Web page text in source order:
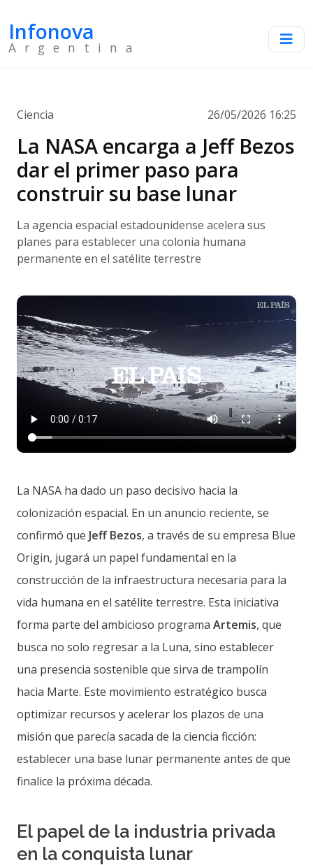
Infonova
Argentina
Ciencia 26/05/2026 16:25
La NASA encarga a Jeff Bezos
dar el primer paso para
construir su base lunar
La agencia espacial estadounidense acelera sus
planes para establecer una colonia humana
permanente en el satélite terrestre
La NASA ha dado un paso decisivo hacia la
colonización espacial. En un anuncio reciente, se
confirmó que Jeff Bezos, a través de su empresa Blue
Origin, jugará un papel fundamental en la
construcción de la infraestructura necesaria para la
vida humana en el satélite terrestre. Esta iniciativa
forma parte del ambicioso programa Artemis, que
busca no solo regresar a la Luna, sino establecer
una presencia sostenible que sirva de trampolín
hacia Marte. Este movimiento estratégico busca
optimizar recursos y acelerar los plazos de una
misión que parecía sacada de la ciencia ficción:
establecer una base lunar permanente antes de que
finalice la próxima década.
El papel de la industria privada
en la conquista lunar